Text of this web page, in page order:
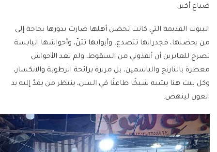
ضياع أكبر.
البيوت القديمة التي كانت تحضن أهلها صارت بدورها بحاجة إلى
من يحضنها، فجدرانها تتصدع، وأبوابها تئنّ، وأحواشها اليابسة
تصرخ للعابرين أن أنقذوني من السقوط، ولم تعد الأحواش
معطرة بالنارنج والياسمين، بل مريرة برائحة الرطوبة والانكسار،
وكل بيت هنا يشبه شيخًا طاعنًا في السن، ينتظر من يمدّ إليه يد
العون لينهض.